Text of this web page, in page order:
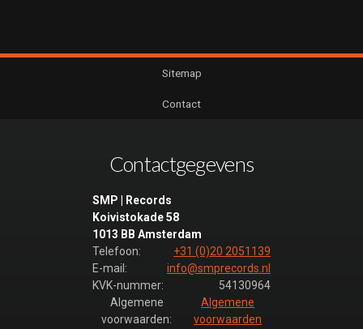
Sitemap
Contact
Contactgegevens
SMP | Records
Koivistokade 58
1013 BB Amsterdam
Telefoon:
+31 (0)20 2051139
E-mail:
info@smprecords.nl
KVK-nummer:
54130964
Algemene
voorwaarden:
Algemene
voorwaarden